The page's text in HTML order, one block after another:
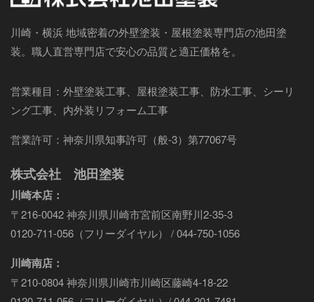
川崎・横浜 地域密着の外壁塗装・屋根塗装専門店の池田塗
装。職人直営専門店で安心の品質と適正価格を。
営業種目：外壁塗装工事、屋根塗装工事、防水工事、シーリ
ング工事、内外装リフォーム工事
営業許可：神奈川県知事許可（般-3）第77067号
株式会社 池田塗装
川崎本店：
〒216-0042 神奈川県川崎市宮前区南野川2-35-3
0120-711-056（フリーダイヤル） / 044-750-1056
川崎南店：
〒210-0804 神奈川県川崎市川崎区藤崎4-18-22